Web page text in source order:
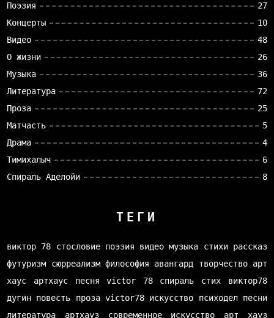
Поэзия
27
Концерты
10
Видео
48
О жизни
26
Музыка
36
Литература
72
Проза
25
Матчасть
5
Драма
4
Тимихалыч
6
Спираль Аделойи
8
ТЕГИ
виктор 78 стословие поэзия видео музыка стихи рассказ
футуризм
сюрреализм философия авангард творчество арт
хаус
артхаус песня victor 78 спираль стих
виктор78
дугин повесть проза victor78 искусство психодел песни
литература
артхауз современное искусство арт хауз